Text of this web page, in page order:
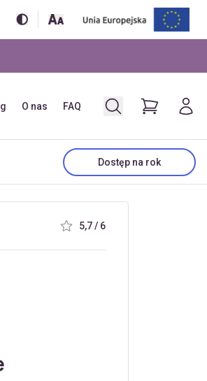
O nas FAQ
Dostęp na rok
5,7 / 6